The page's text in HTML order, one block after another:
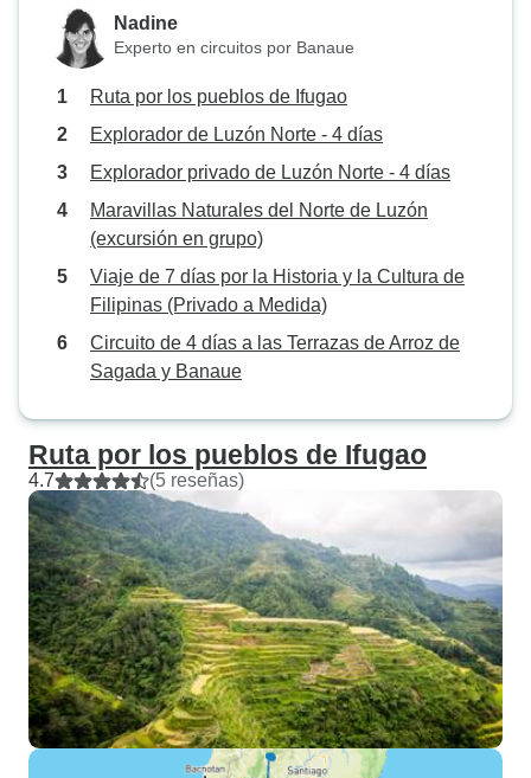
Nadine
Experto en circuitos por Banaue
Ruta por los pueblos de Ifugao
Explorador de Luzón Norte - 4 días
Explorador privado de Luzón Norte - 4 días
Maravillas Naturales del Norte de Luzón
(excursión en grupo)
Viaje de 7 días por la Historia y la Cultura de
Filipinas (Privado a Medida)
Circuito de 4 días a las Terrazas de Arroz de
Sagada y Banaue
Ruta por los pueblos de Ifugao
4.7 (5 reseñas)